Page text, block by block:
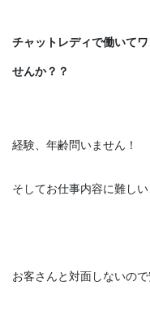
チャットレディで働いて
せんか？？
経験、年齢問いません！
そしてお仕事内容に難し
お客さんと対面しないの